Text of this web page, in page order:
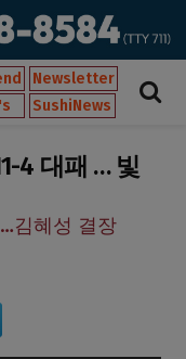
Newsletter
SushiNews
4 대패 … 빛
김혜성 결장